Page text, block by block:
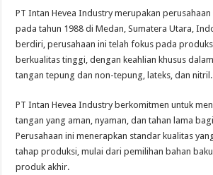
PT Intan Hevea Industry merupakan
pada tahun 1988 di Medan, Sumatera Utara,
berdiri, perusahaan ini telah fokus pada
berkualitas tinggi, dengan keahlian khusus
tangan tepung dan non-tepung, lateks, dan nitril.
PT Intan Hevea Industry berkomitmen untuk
tangan yang aman, nyaman, dan tahan lama
Perusahaan ini menerapkan standar kualitas
tahap produksi, mulai dari pemilihan bahan
produk akhir.